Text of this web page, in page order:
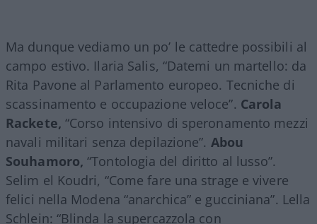
Ma dunque vediamo un po’ le cattedre possibili al
campo estivo. Ilaria Salis, “Datemi un martello: da
Rita Pavone al Parlamento europeo. Tecniche di
scassinamento e occupazione veloce”. Carola
Rackete, “Corso intensivo di speronamento mezzi
navali militari senza depilazione”. Abou
Souhamoro, “Tontologia del diritto al lusso”.
Selim el Koudri, “Come fare una strage e vivere
felici nella Modena “anarchica” e gucciniana”. Lella
Schlein: “Blinda la supercazzola con